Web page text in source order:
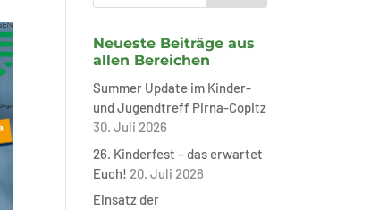
Neueste Beiträge aus
allen Bereichen
Summer Update im Kinder-
und Jugendtreff Pirna-Copitz
30. Juli 2026
26. Kinderfest – das erwartet
Euch! 20. Juli 2026
Einsatz der